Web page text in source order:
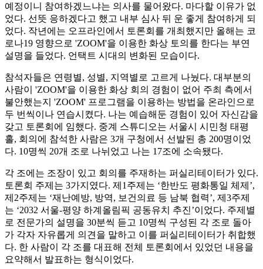
예정이니 참여하겠느냐는 의사를 물어왔다. 마다할 이유가 없
었다. 선뜻 응하겠다고 했고 내부 심사 뒤 운 좋게 참여하게 되
었다. 작년에는 오프라인에서 토론회를 개최했지만 올해는 코
로나19 영향으로 'ZOOM'을 이용한 화상 토의를 한다는 부연
설명을 들었다. 언택트 시대의 변화된 모습이다.
참석자들은 연령별, 성별, 지역별로 고르게 나눴다. 대부분의
사람이 'ZOOM'을 이용한 화상 회의 경험이 없어 주최 측에서
불안했는지 'ZOOM' 프로그램을 이용하는 방법을 온라인으로
두 번씩이나 연습시켰다. 나는 예습해둔 경험이 있어 자신감을
갖고 토론회에 임했다. 중계 스튜디오는 서울시 시민청 태평
홀, 회의에 참석한 사람은 3개 구청에서 선발된 총 200명이었
다. 10명씩 20개 조로 나뉘었고 나는 17조에 소속됐다.
각 조에는 조장이 있고 회의를 주재하는 퍼실리테이터가 있다.
토론회 주제는 3가지였다. 제1주제는 ‘한반도 평화통일 체제’,
제2주제는 ‘재난예방, 방역, 보건의료 등 남북 협력’, 제3주제
는 ‘2032 서울-평양 하계올림픽 공동유치 추진’이었다. 주제별
로 전문가의 설명을 30분씩 듣고 10명씩 구성된 각 조로 돌아
가 각자 자유롭게 의견을 말하고 이를 퍼실리테이터가 취합했
다. 한 사람이 각 조를 대표해 전체 토론회에서 있었던 내용을
요약해서 발표하는 형식이었다.